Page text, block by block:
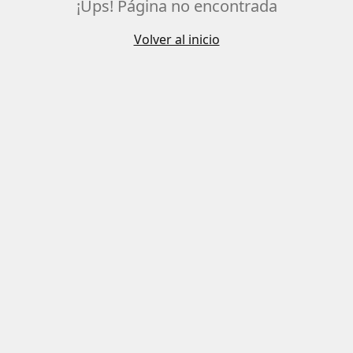
¡Ups! Página no encontrada
Volver al inicio